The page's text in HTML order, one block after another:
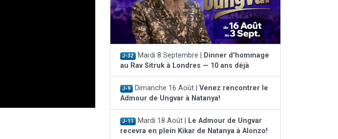
J-32 Mardi 8 Septembre |
Dinner d'hommage
au Rav Sitruk à Londres — 10 ans déjà
J-9 Dimanche 16 Août | Venez rencontrer le
Admour de Ungvar à Natanya!
J-11 Mardi 18 Août |
Le Admour de Ungvar
recevra en plein Kikar de Natanya à Alonzo!